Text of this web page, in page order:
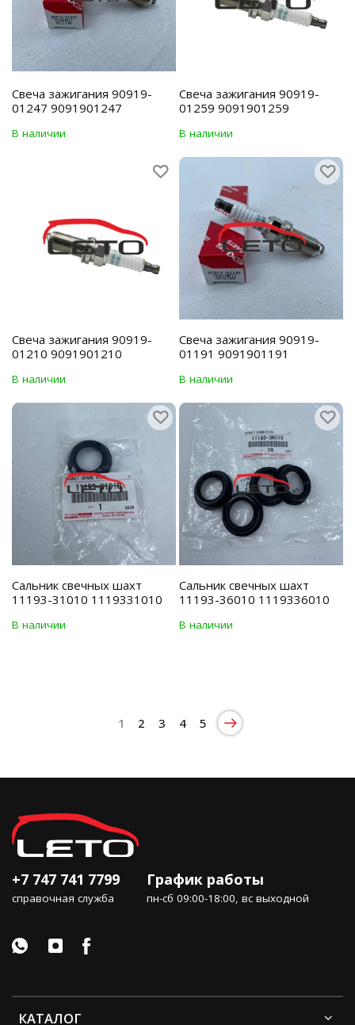
Свеча зажигания 90919-
01247 9091901247
В наличии
Свеча зажигания 90919-
01259 9091901259
В наличии
Свеча зажигания 90919-
01210 9091901210
В наличии
Свеча зажигания 90919-
01191 9091901191
В наличии
Сальник свечных шахт
11193-31010 1119331010
В наличии
Сальник свечных шахт
11193-36010 1119336010
В наличии
1 2 3 4 5
КАТАЛОГ
+7 747 741 7799
справочная служба
График работы
пн-сб 09:00-18:00, вс выходной